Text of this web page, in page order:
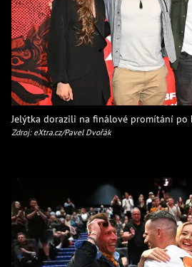
Jelýtka dorazili na finálové promítání po
Zdroj: eXtra.cz/Pavel Dvořák